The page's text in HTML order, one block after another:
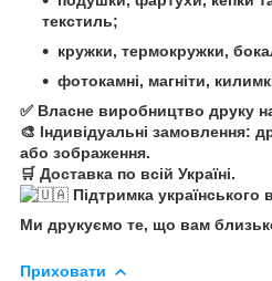
текстиль;
кружки, термокружки,
фотокамні, магніти,
✅ Власне виробництво друку
🎨 Індивідуальні замовлення:
або зображення.
🛒 Доставка по всій Україні.
Підтримка українського
Ми друкуємо те, що вам
Приховати